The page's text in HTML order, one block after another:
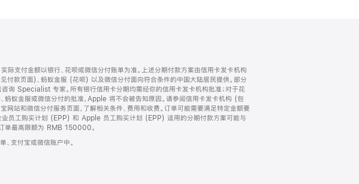
际支付金额以银行、花呗或微信分付账单为准。上述分期付款方案由信用卡发卡机构
付款页面)、蚂蚁金服 (花呗) 以及微信分付面向符合条件的中国大陆居民提供。部分
Specialist 专家。所有银行信用卡分期均需经你的信用卡发卡机构批准；对于花
蚂蚁金服或微信分付的批准，Apple 将不会被告知原因。请参阅信用卡发卡机构 (包
站和微信分付服务页面，了解相关条件、费用和收费。订单可能需要满足特定金额要
业员工购买计划 (EPP) 和 Apple 员工购买计划 (EPP) 适用的分期付款方案可能与
单最高限额为 RMB 150000。
支付宝或微信账户中。